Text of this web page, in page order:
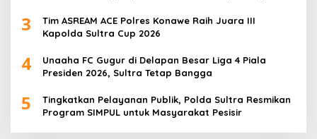
3
Tim ASREAM ACE Polres Konawe Raih Juara III
Kapolda Sultra Cup 2026
4
Unaaha FC Gugur di Delapan Besar Liga 4 Piala
Presiden 2026, Sultra Tetap Bangga
5
Tingkatkan Pelayanan Publik, Polda Sultra Resmikan
Program SIMPUL untuk Masyarakat Pesisir